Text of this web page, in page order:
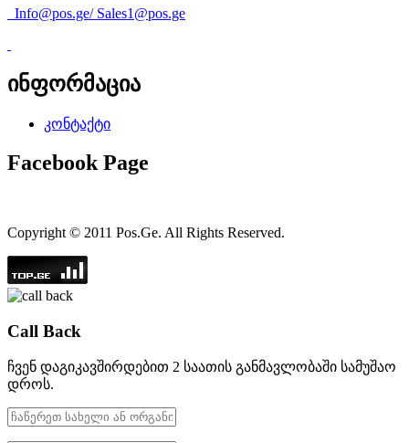
Info@pos.ge/ Sales1@pos.ge
ინფორმაცია
კონტაქტი
Facebook Page
Copyright © 2011 Pos.Ge. All Rights Reserved.
Call Back
ჩვენ დაგიკავშირდებით 2 საათის განმავლობაში სამუშაო
დროს.